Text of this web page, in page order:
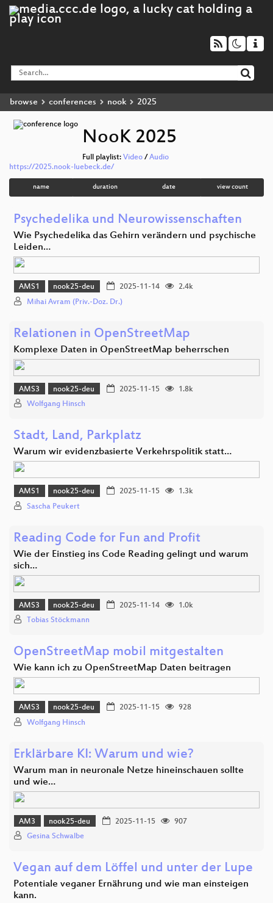
browse conferences nook 2025
NooK 2025
Full playlist: Video / Audio
https://2025.nook-luebeck.de/
name duration date view count
Psychedelika und Neurowissenschaften
Wie Psychedelika das Gehirn verändern und psychische
Leiden…
AMS1 nook25-deu 2025-11-14
2.4k
Mihai Avram (Priv.-Doz. Dr.)
Relationen in OpenStreetMap
Komplexe Daten in OpenStreetMap beherrschen
AMS3 nook25-deu 2025-11-15
1.8k
Wolfgang Hinsch
Stadt, Land, Parkplatz
Warum wir evidenzbasierte Verkehrspolitik statt…
AMS1 nook25-deu 2025-11-15
1.3k
Sascha Peukert
Reading Code for Fun and Profit
Wie der Einstieg ins Code Reading gelingt und warum
sich…
AMS3 nook25-deu 2025-11-14
1.0k
Tobias Stöckmann
OpenStreetMap mobil mitgestalten
Wie kann ich zu OpenStreetMap Daten beitragen
AMS3 nook25-deu 2025-11-15
928
Wolfgang Hinsch
Erklärbare KI: Warum und wie?
Warum man in neuronale Netze hineinschauen sollte
und wie…
AM3 nook25-deu 2025-11-15
907
Gesina Schwalbe
Vegan auf dem Löffel und unter der Lupe
Potentiale veganer Ernährung und wie man einsteigen
kann.